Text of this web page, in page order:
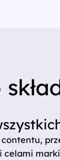
celami